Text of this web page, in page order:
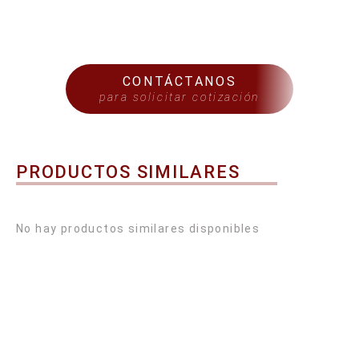
CONTÁCTANOS
para solicitar cotización
PRODUCTOS SIMILARES
No hay productos similares disponibles